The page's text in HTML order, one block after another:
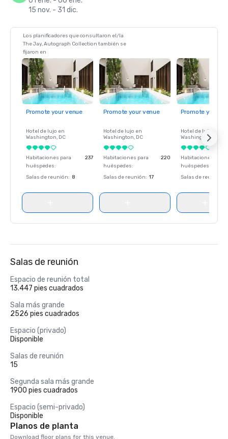
15 nov. - 31 dic.
Los planificadores que consultaron el/la
The Jay, Autograph Collection también se
fijaron en
Promote your venue
Hotel de lujo en
Washington, DC
Habitaciones para
huéspedes:
237
Salas de reunión: 8
Promote your venue
Hotel de lujo en
Washington, DC
Habitaciones para
huéspedes:
220
Salas de reunión: 17
Promote your
Hotel de lujo en
Washington
Habitaciones para
huéspedes
Salas de reunión
Salas de reunión
Espacio de reunión total
13.447 pies cuadrados
Sala más grande
2526 pies cuadrados
Espacio (privado)
Disponible
Salas de reunión
15
Segunda sala más grande
1900 pies cuadrados
Espacio (semi-privado)
Disponible
Planos de planta
Download floor plans for this venue.